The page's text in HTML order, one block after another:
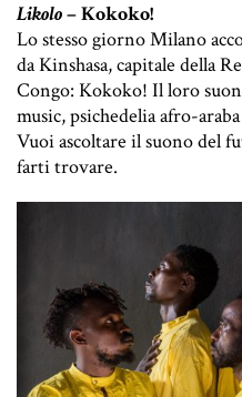
Likolo– Kokoko!
Lo stesso giorno Milano
da Kinshasa, capitale della
Congo: Kokoko! Il loro
music, psichedelia afro-
Vuoi ascoltare il suono del
farti trovare.